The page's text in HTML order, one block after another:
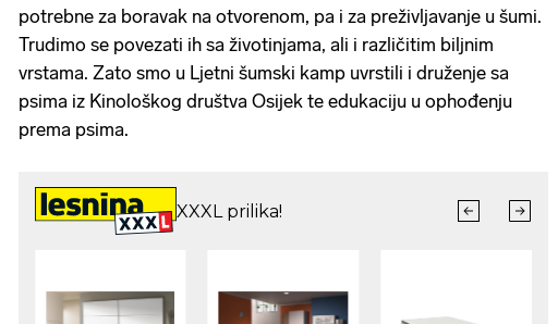
potrebne za boravak na otvorenom, pa i za preživljavanje u šumi.
Trudimo se povezati ih sa životinjama, ali i različitim biljnim
vrstama. Zato smo u Ljetni šumski kamp uvrstili i druženje sa
psima iz Kinološkog društva Osijek te edukaciju u ophođenju
prema psima.